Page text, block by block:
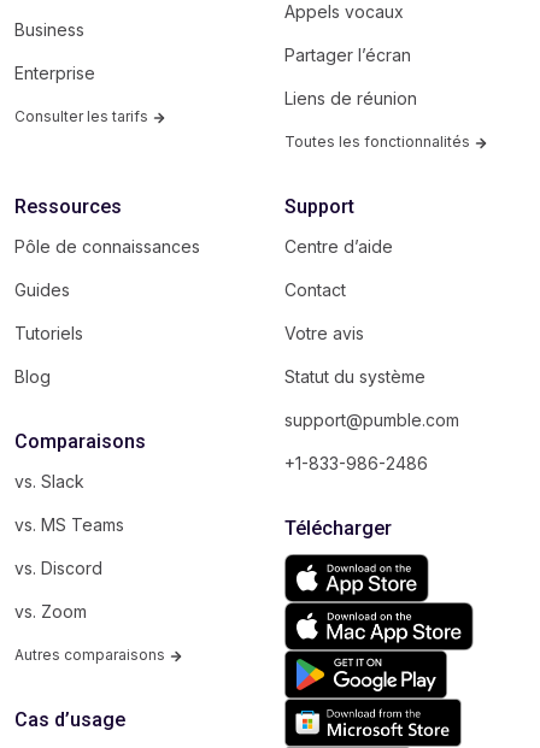
Business
Enterprise
Consulter les tarifs
Appels vocaux
Partager l’écran
Liens de réunion
Toutes les fonctionnalités
Ressources
Pôle de connaissances
Guides
Tutoriels
Blog
Comparaisons
vs. Slack
vs. MS Teams
vs. Discord
vs. Zoom
Autres comparaisons
Cas d’usage
Support
Centre d’aide
Contact
Votre avis
Statut du système
support@pumble.com
+1-833-986-2486
Télécharger